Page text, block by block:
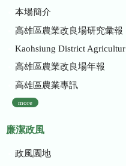
本場簡介
高雄區農業改良場研究彙報
Kaohsiung District Agricultural Research and Extension Station
高雄區農業改良場年報
高雄區農業專訊
more
廉潔政風
政風園地